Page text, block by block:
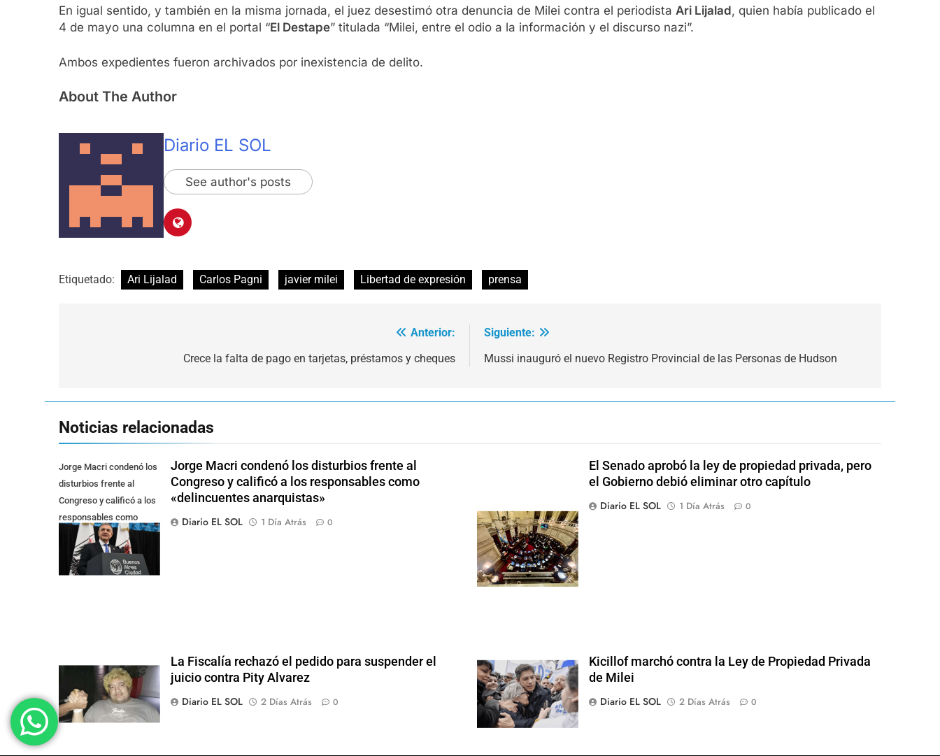
En igual sentido, y también en la misma jornada, el juez desestimó otra denuncia de Milei contra el periodista Ari Lijalad, quien había publicado el
4 de mayo una columna en el portal “El Destape” titulada “Milei, entre el odio a la información y el discurso nazi”.
Ambos expedientes fueron archivados por inexistencia de delito.
About The Author
Diario EL SOL
See author's posts
Etiquetado: Ari Lijalad Carlos Pagni javier milei Libertad de expresión prensa
Anterior:
Crece la falta de pago en tarjetas, préstamos y cheques
Siguiente:
Mussi inauguró el nuevo Registro Provincial de las Personas de Hudson
Noticias relacionadas
Jorge Macri condenó los
disturbios frente al
Congreso y calificó a los
responsables como
"delincuentes
anarquistas"
Jorge Macri condenó los disturbios frente al
Congreso y calificó a los responsables como
«delincuentes anarquistas»
Diario EL SOL
1 Día Atrás 0
El Senado aprobó la ley de propiedad privada, pero
el Gobierno debió eliminar otro capítulo
Diario EL SOL
1 Día Atrás 0
La Fiscalía rechazó el pedido para suspender el
juicio contra Pity Alvarez
Diario EL SOL
2 Días Atrás 0
Kicillof marchó contra la Ley de Propiedad Privada
de Milei
Diario EL SOL
2 Días Atrás 0